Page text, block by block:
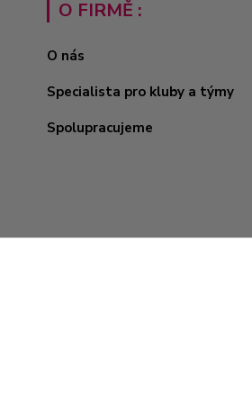
O FIRMĚ :
O nás
Specialista pro kluby a týmy
Spolupracujeme